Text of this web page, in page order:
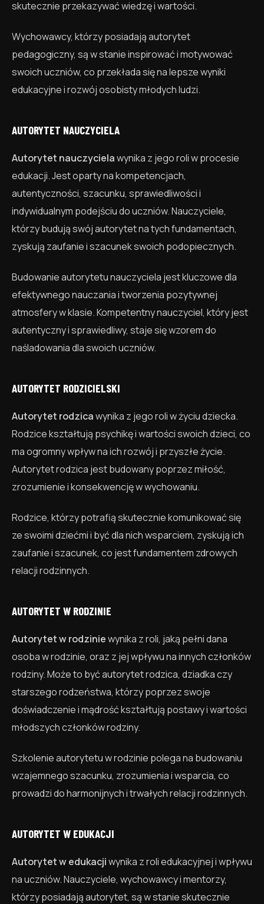
skutecznie przekazywać wiedzę i wartości.
Wychowawcy, którzy posiadają autorytet
pedagogiczny, są w stanie inspirować i motywować
swoich uczniów, co przekłada się na lepsze wyniki
edukacyjne i rozwój osobisty młodych ludzi.
AUTORYTET NAUCZYCIELA
Autorytet nauczycielawynika z jego roli w procesie
edukacji. Jest oparty na kompetencjach,
autentyczności, szacunku, sprawiedliwości i
indywidualnym podejściu do uczniów. Nauczyciele,
którzy budują swój autorytet na tych fundamentach,
zyskują zaufanie i szacunek swoich podopiecznych.
Budowanie autorytetu nauczyciela jest kluczowe dla
efektywnego nauczania i tworzenia pozytywnej
atmosfery w klasie. Kompetentny nauczyciel, który jest
autentyczny i sprawiedliwy, staje się wzorem do
naśladowania dla swoich uczniów.
AUTORYTET RODZICIELSKI
Autorytet rodzicawynika z jego roli w życiu dziecka.
Rodzice kształtują psychikę i wartości swoich dzieci, co
ma ogromny wpływ na ich rozwój i przyszłe życie.
Autorytet rodzica jest budowany poprzez miłość,
zrozumienie i konsekwencję w wychowaniu.
Rodzice, którzy potrafią skutecznie komunikować się
ze swoimi dziećmi i być dla nich wsparciem, zyskują ich
zaufanie i szacunek, co jest fundamentem zdrowych
relacji rodzinnych.
AUTORYTET W RODZINIE
Autorytet w rodziniewynika z roli, jaką pełni dana
osoba w rodzinie, oraz z jej wpływu na innych członków
rodziny. Może to być autorytet rodzica, dziadka czy
starszego rodzeństwa, którzy poprzez swoje
doświadczenie i mądrość kształtują postawy i wartości
młodszych członków rodziny.
Szkolenie autorytetu w rodzinie polega na budowaniu
wzajemnego szacunku, zrozumienia i wsparcia, co
prowadzi do harmonijnych i trwałych relacji rodzinnych.
AUTORYTET W EDUKACJI
Autorytet w edukacjiwynika z roli edukacyjnej i wpływu
na uczniów. Nauczyciele, wychowawcy i mentorzy,
którzy posiadają autorytet, są w stanie skutecznie